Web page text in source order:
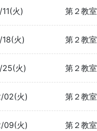
11(火) 第２教室
18(火) 第２教室
25(火) 第２教室
02(火) 第２教室
09(火) 第２教室